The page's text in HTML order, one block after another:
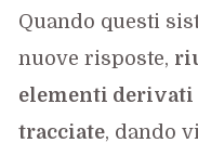
Quando questi
nuove risposte,
elementi derivati
tracciate, dando